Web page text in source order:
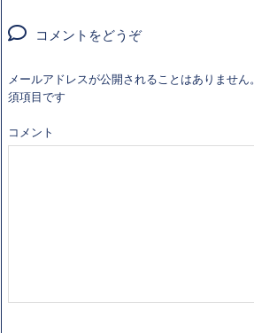
コメントをどうぞ
メールアドレスが公開されることはありません。
須項目です
コメント